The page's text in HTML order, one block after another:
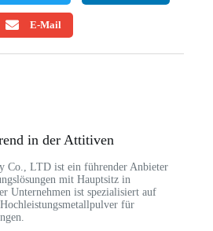
E-Mail
in der Attitiven
Co., LTD ist ein führender Anbieter
mit Hauptsitz in
Unternehmen ist spezialisiert auf
für